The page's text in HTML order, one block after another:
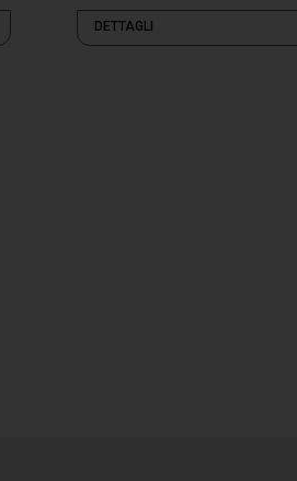
DETTAGLI